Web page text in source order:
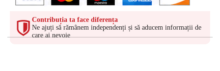
Contribuția ta face diferența
Ne ajuți să rămânem independenți și să aducem informații de
care ai nevoie